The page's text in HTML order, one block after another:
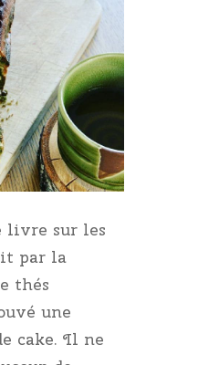
sur les
par la
thés
une
cake. Il ne